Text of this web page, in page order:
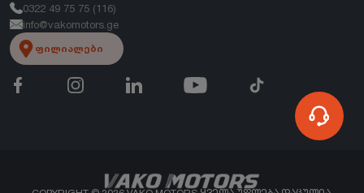
0322 49 75 75 (116)
info@vakomotors.ge
ფილიალები